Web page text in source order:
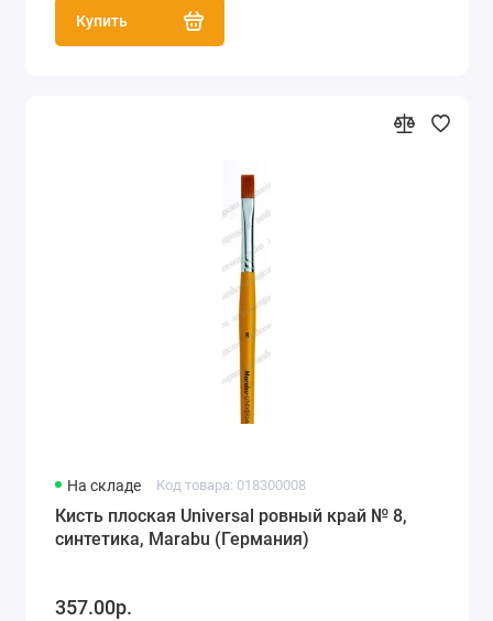
Купить
На складе Код товара: 018300008
Кисть плоская Universal ровный край № 8,
синтетика, Marabu (Германия)
357.00р.